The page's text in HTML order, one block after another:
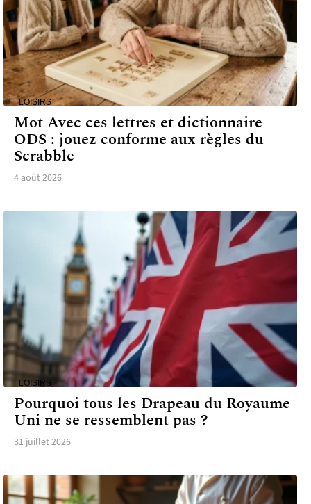
LOISIRS
Mot Avec ces lettres et dictionnaire
ODS : jouez conforme aux règles du
Scrabble
4 août 2026
LOISIRS
Pourquoi tous les Drapeau du Royaume
Uni ne se ressemblent pas ?
31 juillet 2026